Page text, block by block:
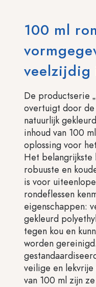
100 ml
veelzijdig
De productserie
overtuigt door
natuurlijk
inhoud van 100
oplossing voor
Het belangrijkste
robuuste en
is voor
rondeflessen
eigenschappen:
gekleurd
tegen kou en
worden
veilige en
van 100 ml zijn